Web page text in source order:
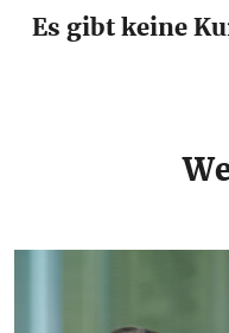
Es gibt keine